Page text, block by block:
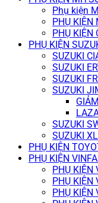
Phụ kiện
PHỤ KIỆN
PHỤ KIỆN
PHỤ KIỆN
SUZUKI
SUZUKI
SUZUKI
SUZUKI
SUZUKI
SUZUKI
PHỤ KIỆN
PHỤ KIỆN
PHỤ KIỆN
PHỤ KIỆN
PHỤ KIỆN